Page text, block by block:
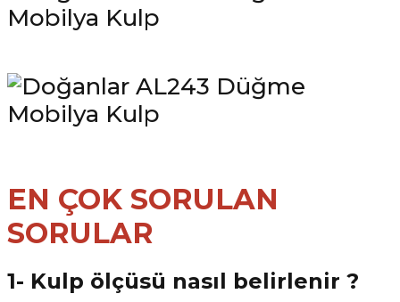
EN ÇOK SORULAN
SORULAR
1- Kulp ölçüsü nasıl belirlenir ?